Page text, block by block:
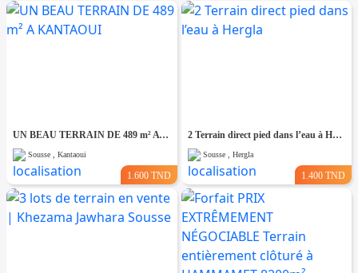
UN BEAU TERRAIN DE 489 m² A KANTAOUI
Sousse , Kantaoui
1.600 TND
2 Terrain direct pied dans l’eau à Hergla
Sousse , Hergla
1.400 TND